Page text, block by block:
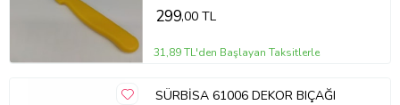
299,00 TL
31,89 TL'den Başlayan Taksitlerle
SÜRBİSA 61006 DEKOR BIÇAĞI